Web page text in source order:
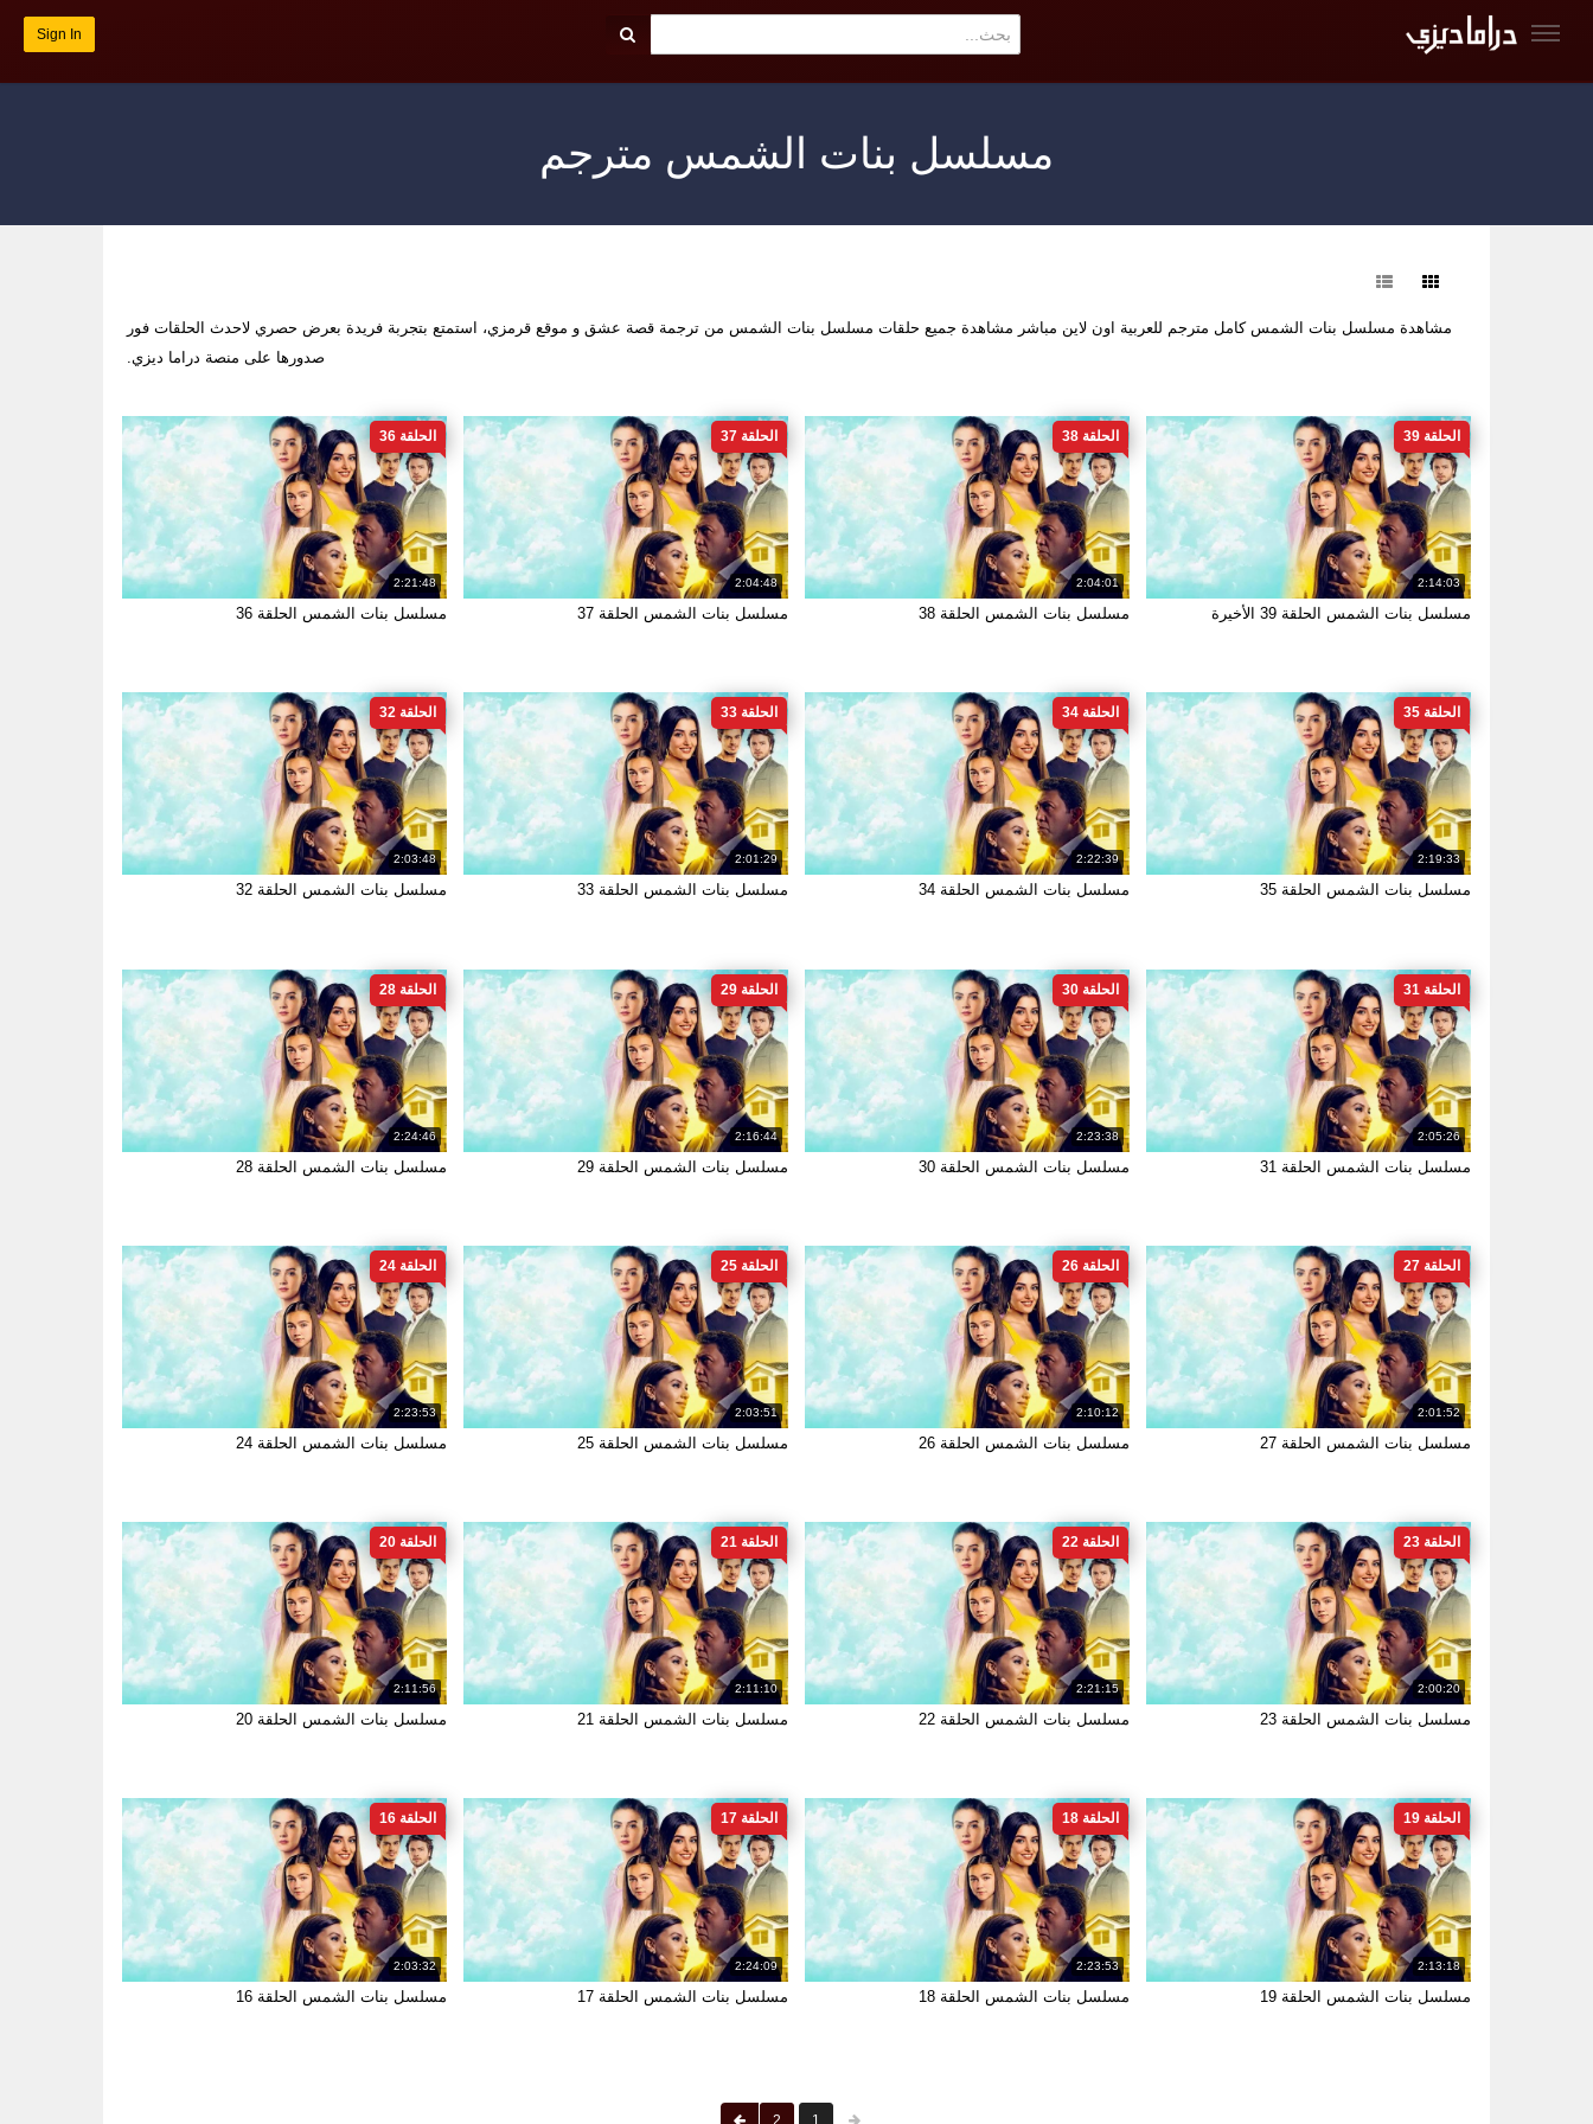
Sign In
مسلسل بنات الشمس مترجم
مشاهدة مسلسل بنات الشمس كامل مترجم للعربية اون لاين مباشر مشاهدة جميع حلقات مسلسل بنات الشمس من ترجمة قصة عشق و موقع قرمزي، استمتع بتجربة فريدة بعرض حصري لاحدث الحلقات فور
صدورها على منصة دراما ديزي.
2:14:03
الحلقة 39
مسلسل بنات الشمس الحلقة 39 الأخيرة
2:04:01
الحلقة 38
مسلسل بنات الشمس الحلقة 38
2:04:48
الحلقة 37
مسلسل بنات الشمس الحلقة 37
2:21:48
الحلقة 36
مسلسل بنات الشمس الحلقة 36
2:19:33
الحلقة 35
مسلسل بنات الشمس الحلقة 35
2:22:39
الحلقة 34
مسلسل بنات الشمس الحلقة 34
2:01:29
الحلقة 33
مسلسل بنات الشمس الحلقة 33
2:03:48
الحلقة 32
مسلسل بنات الشمس الحلقة 32
2:05:26
الحلقة 31
مسلسل بنات الشمس الحلقة 31
2:23:38
الحلقة 30
مسلسل بنات الشمس الحلقة 30
2:16:44
الحلقة 29
مسلسل بنات الشمس الحلقة 29
2:24:46
الحلقة 28
مسلسل بنات الشمس الحلقة 28
2:01:52
الحلقة 27
مسلسل بنات الشمس الحلقة 27
2:10:12
الحلقة 26
مسلسل بنات الشمس الحلقة 26
2:03:51
الحلقة 25
مسلسل بنات الشمس الحلقة 25
2:23:53
الحلقة 24
مسلسل بنات الشمس الحلقة 24
2:00:20
الحلقة 23
مسلسل بنات الشمس الحلقة 23
2:21:15
الحلقة 22
مسلسل بنات الشمس الحلقة 22
2:11:10
الحلقة 21
مسلسل بنات الشمس الحلقة 21
2:11:56
الحلقة 20
مسلسل بنات الشمس الحلقة 20
2:13:18
الحلقة 19
مسلسل بنات الشمس الحلقة 19
2:23:53
الحلقة 18
مسلسل بنات الشمس الحلقة 18
2:24:09
الحلقة 17
مسلسل بنات الشمس الحلقة 17
2:03:32
الحلقة 16
مسلسل بنات الشمس الحلقة 16
1
2